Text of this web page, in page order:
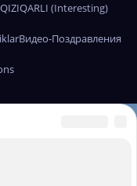
QIZIQARLI (Interesting)
Видео-Поздравления